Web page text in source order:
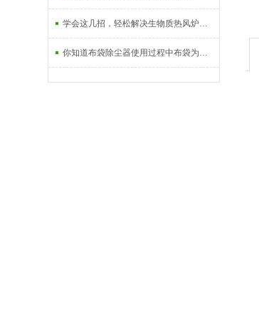
学会这几招，轻松解决生物质热风炉结焦积灰问题
你知道布袋除尘器使用过程中布袋为何脱落吗？